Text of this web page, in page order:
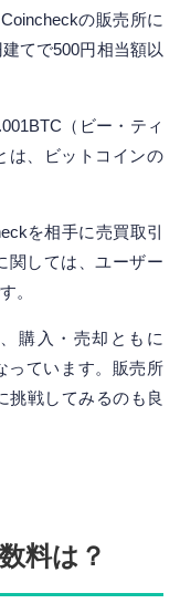
の販売所に
てで500円相当額以
（ビー・ティ
は、ビットコインの
を相手に売買取引
関しては、ユーザー
。
購入・売却ともに
っています。販売所
挑戦してみるのも良
料は？